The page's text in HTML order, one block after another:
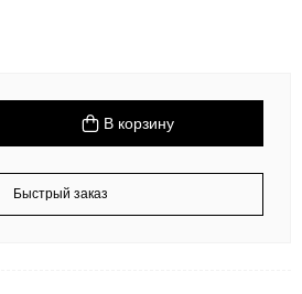
В корзину
Быстрый заказ